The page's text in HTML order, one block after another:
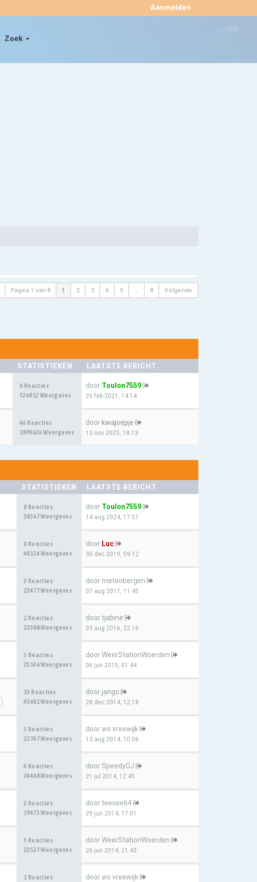
Zoek
Aanmelden ×
Pagina 1 van 8 1 2 3 4 5 … 8 Volgende
STATISTIEKEN LAATSTE BERICHT
0 Reacties
526012 Weergaves
door Toulon7559
20 feb 2021, 14:14
46 Reacties
1890626 Weergaves
door kwajoepje
13 nov 2025, 18:13
STATISTIEKEN LAATSTE BERICHT
0 Reacties
58367 Weergaves
door Toulon7559
14 aug 2024, 17:57
0 Reacties
40124 Weergaves
door Luc
30 dec 2019, 09:12
3 Reacties
22477 Weergaves
doormeteobergen
07 aug 2017, 11:45
2 Reacties
22388 Weergaves
doortjabine
03 aug 2016, 22:16
3 Reacties
23146 Weergaves
doorWeerStationWoerden
06 jun 2015, 01:44
15 Reacties
45601 Weergaves
door jango
28 dec 2014, 12:18
3 Reacties
22747 Weergaves
doorws vreewijk
13 aug 2014, 10:06
4 Reacties
24468 Weergaves
doorSpeedyGJ
21 jul 2014, 12:45
2 Reacties
19473 Weergaves
doorteesee64
29 jun 2014, 17:01
3 Reacties
22527 Weergaves
doorWeerStationWoerden
26 jun 2014, 21:43
1 Reacties
doorws vreewijk